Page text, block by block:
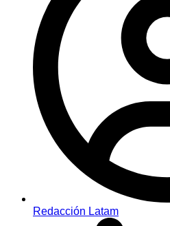
Redacción Latam